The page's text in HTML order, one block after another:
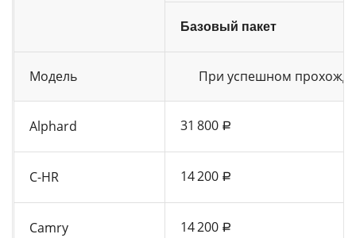
Базовый пакет
Модель При успешном
Alphard 31 800 a
C-HR 14 200 a
Camry 14 200 a